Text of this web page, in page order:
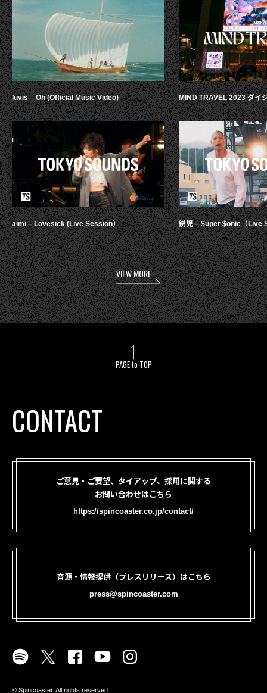
luvis – Oh (Official Music Video)
aimi – Lovesick (Live Session）
MIND TRAVEL 2023 ダイ
鋭児 – $uper $onic（Live
VIEW MORE
PAGE to TOP
CONTACT
ご意見・ご要望、タイアップ、採用に関する
お問い合わせはこちら
https://spincoaster.co.jp/contact/
音源・情報提供（プレスリリース）はこちら
press@spincoaster.com
©︎ Spincoaster. All rights reserved.